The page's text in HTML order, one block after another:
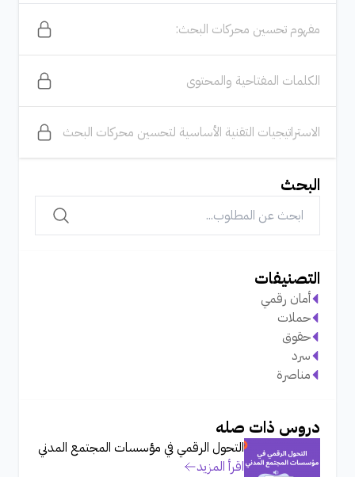
مفهوم تحسين محركات البحث:
الكلمات المفتاحية والمحتوى
الاستراتيجيات التقنية الأساسية لتحسين محركات البحث
البحث
التصنيفات
أمان رقمي
حملات
حقوق
سرد
مناصرة
دروس ذات صله
التحول الرقمي في مؤسسات المجتمع المدني
اقرأ المزيد